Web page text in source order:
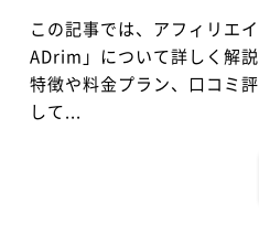
この記事では、アフィリエ
ADrim」について詳しく解
特徴や料金プラン、口コミ
して...